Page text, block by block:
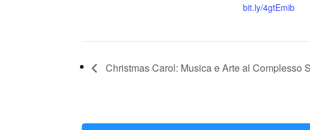
bit.ly/4gtEmib
Christmas Carol: Musica e Arte al Complesso